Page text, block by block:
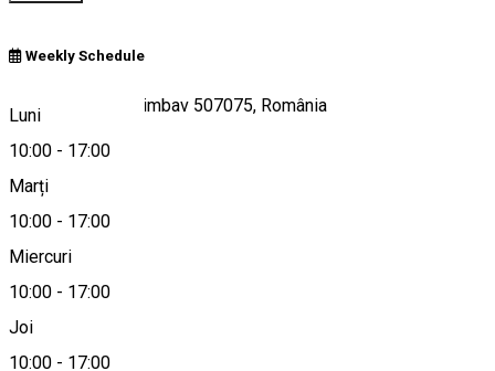
Weekly Schedule
Luni
10:00 - 17:00
Marți
10:00 - 17:00
Miercuri
10:00 - 17:00
Joi
10:00 - 17:00
Strada Lalelei, Ghimbav 507075, România
Hartă